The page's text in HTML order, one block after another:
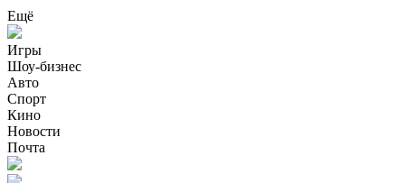
Ещё
Игры
Шоу-бизнес
Авто
Спорт
Кино
Новости
Почта